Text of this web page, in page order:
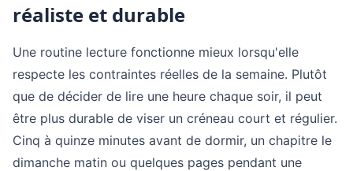
réaliste et durable
Une routine lecture fonctionne mieux lorsqu'elle
respecte les contraintes réelles de la semaine. Plutôt
que de décider de lire une heure chaque soir, il peut
être plus durable de viser un créneau court et régulier.
Cinq à quinze minutes avant de dormir, un chapitre le
dimanche matin ou quelques pages pendant une